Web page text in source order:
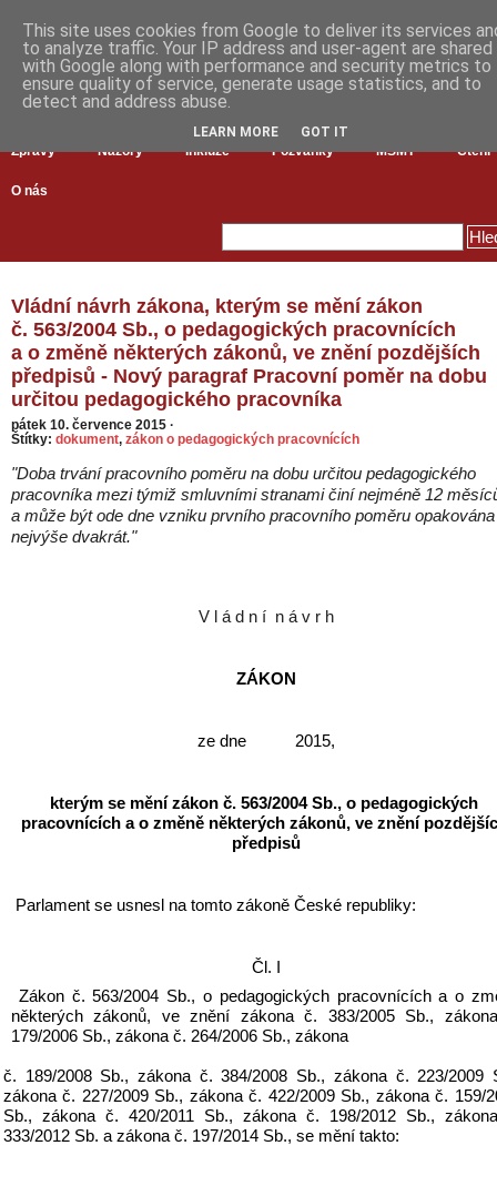
Zprávy Názory Inkluze Pozvánky MŠMT Čtení
O nás
Vládní návrh zákona, kterým se mění zákon
č. 563/2004 Sb., o pedagogických pracovnících
a o změně některých zákonů, ve znění pozdějších
předpisů - Nový paragraf Pracovní poměr na dobu
určitou pedagogického pracovníka
pátek 10. července 2015 ·
Štítky: dokument, zákon o pedagogických pracovnících
"Doba trvání pracovního poměru na dobu určitou pedagogického
pracovníka mezi týmiž smluvními stranami činí nejméně 12
a může být ode dne vzniku prvního pracovního poměru opakována
nejvýše dvakrát."
V l á d n í n á v r h
ZÁKON
ze dne           2015,
kterým se mění zákon č. 563/2004 Sb., o pedagogických
pracovnících a o změně některých zákonů, ve znění
předpisů
Parlament se usnesl na tomto zákoně České republiky:
Čl. I
Zákon č. 563/2004 Sb., o pedagogických pracovnících a o
některých zákonů, ve znění zákona č. 383/2005 Sb.,
179/2006 Sb., zákona č. 264/2006 Sb., zákona
č. 189/2008 Sb., zákona č. 384/2008 Sb., zákona č. 223/2009
zákona č. 227/2009 Sb., zákona č. 422/2009 Sb., zákona č. 159/
Sb., zákona č. 420/2011 Sb., zákona č. 198/2012 Sb.,
333/2012 Sb. a zákona č. 197/2014 Sb., se mění takto:
This site uses cookies from Google to deliver its services
to analyze traffic. Your IP address and user-agent are shared
with Google along with performance and security metrics to
ensure quality of service, generate usage statistics, and to
detect and address abuse.
LEARN MORE GOT IT